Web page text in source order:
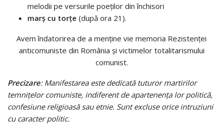
melodii pe versurile poeților din închisori
marș cu torțe (după ora 21).
Avem îndatorirea de a menține vie memoria Rezistenței
anticomuniste din România și victimelor totalitarismului
comunist.
Precizare: Manifestarea este dedicată tuturor martirilor
temnițelor comuniste, indiferent de apartenența lor politică,
confesiune religioasă sau etnie. Sunt excluse orice intruziuni
cu caracter politic.